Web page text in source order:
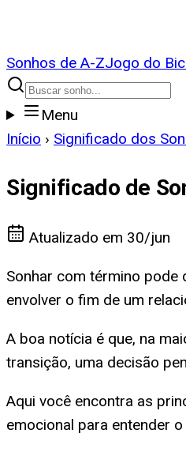
Sonhos de A-ZJogo do
Menu
Início › Significado dos
Significado de
Atualizado em 30/jun
Sonhar com término pode
envolver o fim de um
A boa notícia é que, na
transição, uma decisão
Aqui você encontra as
emocional para entender